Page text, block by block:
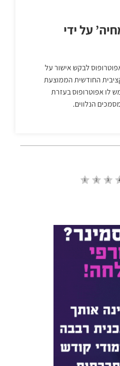
על ידי
לבקש אישור על
החודשית הממוצעת
לו אפוטרופוס בעזרת
הנלווים.